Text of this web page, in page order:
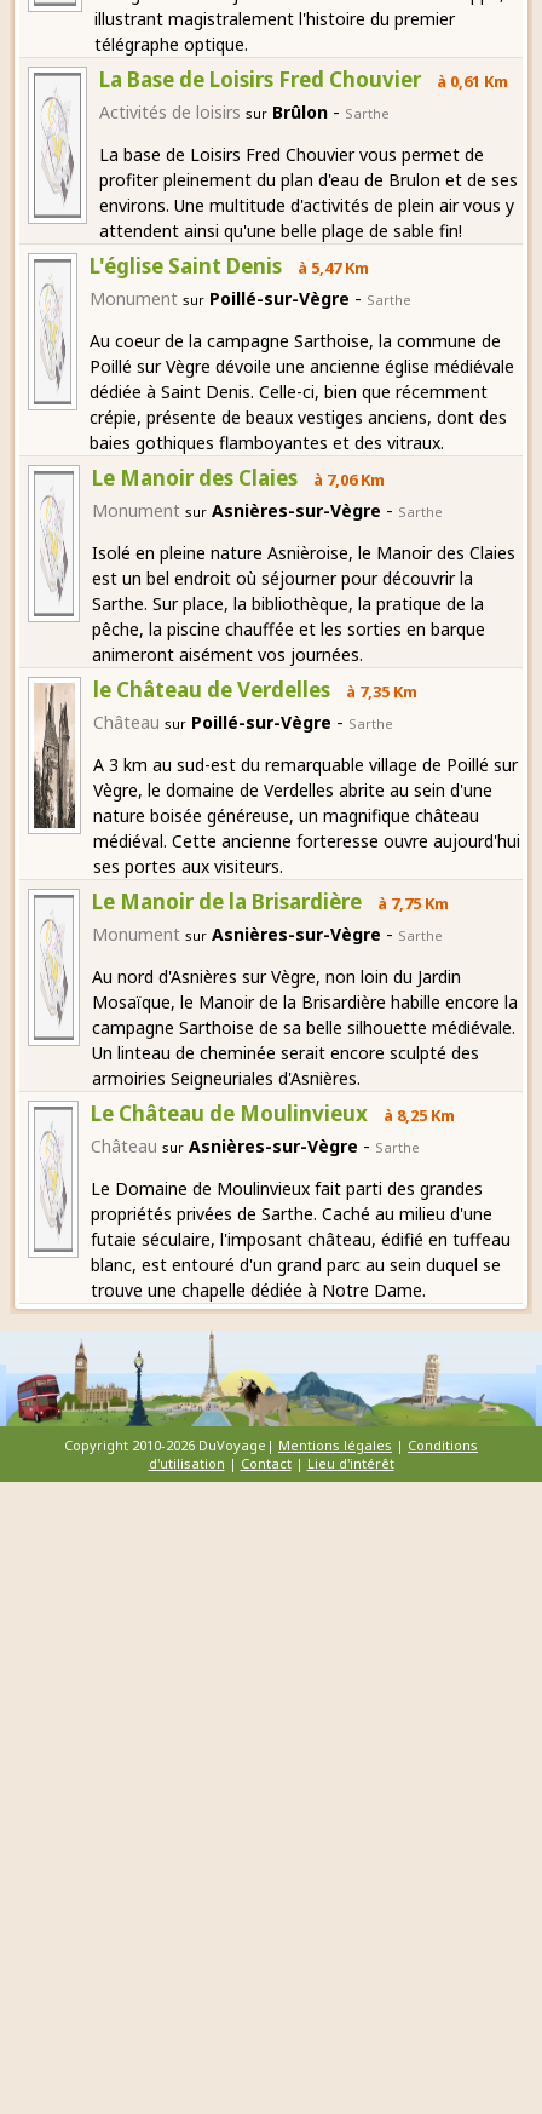
illustrant magistralement l'histoire du premier
télégraphe optique.
La Base de Loisirs Fred Chouvier à 0,61 Km
Activités de loisirs sur Brûlon - Sarthe
La base de Loisirs Fred Chouvier vous permet de
profiter pleinement du plan d'eau de Brulon et de ses
environs. Une multitude d'activités de plein air vous y
attendent ainsi qu'une belle plage de sable fin!
L'église Saint Denis à 5,47 Km
Monument sur Poillé-sur-Vègre - Sarthe
Au coeur de la campagne Sarthoise, la commune de
Poillé sur Vègre dévoile une ancienne église médiévale
dédiée à Saint Denis. Celle-ci, bien que récemment
crépie, présente de beaux vestiges anciens, dont des
baies gothiques flamboyantes et des vitraux.
Le Manoir des Claies à 7,06 Km
Monument sur Asnières-sur-Vègre - Sarthe
Isolé en pleine nature Asnièroise, le Manoir des Claies
est un bel endroit où séjourner pour découvrir la
Sarthe. Sur place, la bibliothèque, la pratique de la
pêche, la piscine chauffée et les sorties en barque
animeront aisément vos journées.
le Château de Verdelles à 7,35 Km
Château sur Poillé-sur-Vègre - Sarthe
A 3 km au sud-est du remarquable village de Poillé sur
Vègre, le domaine de Verdelles abrite au sein d'une
nature boisée généreuse, un magnifique château
médiéval. Cette ancienne forteresse ouvre aujourd'hui
ses portes aux visiteurs.
Le Manoir de la Brisardière à 7,75 Km
Monument sur Asnières-sur-Vègre - Sarthe
Au nord d'Asnières sur Vègre, non loin du Jardin
Mosaïque, le Manoir de la Brisardière habille encore la
campagne Sarthoise de sa belle silhouette médiévale.
Un linteau de cheminée serait encore sculpté des
armoiries Seigneuriales d'Asnières.
Le Château de Moulinvieux à 8,25 Km
Château sur Asnières-sur-Vègre - Sarthe
Le Domaine de Moulinvieux fait parti des grandes
propriétés privées de Sarthe. Caché au milieu d'une
futaie séculaire, l'imposant château, édifié en tuffeau
blanc, est entouré d'un grand parc au sein duquel se
trouve une chapelle dédiée à Notre Dame.
Copyright 2010-2026 DuVoyage| Mentions légales | Conditions
d'utilisation | Contact| Lieu d'intérêt